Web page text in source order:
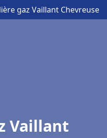
gaz Vaillant Chevreuse
Vaillant